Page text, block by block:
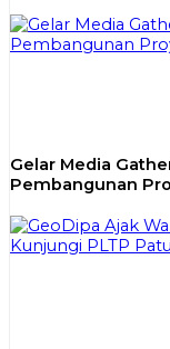
Gelar Media
Pembangunan